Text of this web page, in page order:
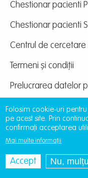
Chestionar pacienti
Chestionar pacienti
Centrul de cercetare
Termeni și condiții
Prelucrarea datelor
Site dezvoltat de
of Iași |
Folosim cookie-uri
pe acest site. Prin
confirmați acceptarea
Mai multe informații
Accept Nu,